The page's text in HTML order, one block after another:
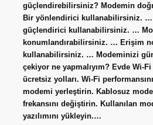
güçlendirebilirsiniz? Modemin
Bir yönlendirici kullanabilirsiniz. …
güçlendirici kullanabilirsiniz. …
konumlandırabilirsiniz. … Erişim
kullanabilirsiniz. … Modeminizi
çekiyor ne yapmalıyım? Evde Wi-
ücretsiz yolları. Wi-Fi
modemi yerleştirin. Kablosuz
frekansını değiştirin. Kullanılan
yazılımını yükleyin.…